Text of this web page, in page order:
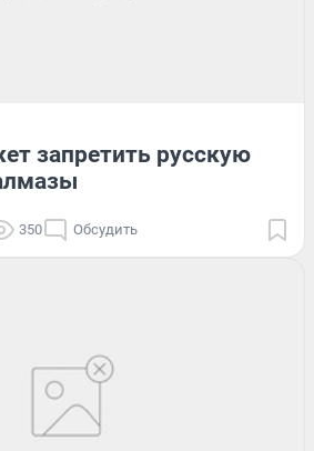
запретить русскую
350 Обсудить